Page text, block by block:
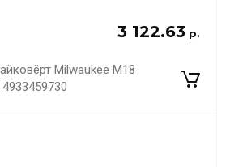
3 122.63 р.
Milwaukee M18